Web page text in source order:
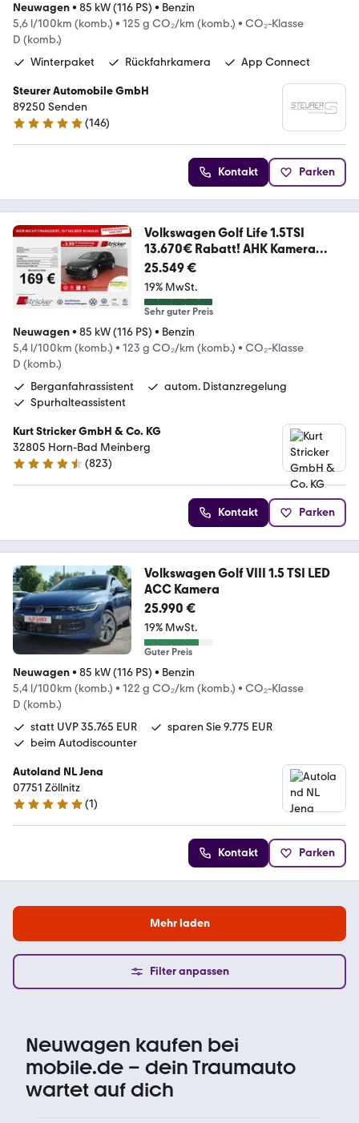
Neuwagen• 85 kW (116 PS) • Benzin
5,6 l/100km (komb.) • 125 g CO₂/km (komb.) • CO₂-Klasse
D (komb.)
Winterpaket
Rückfahrkamera App Connect
Steurer Automobile GmbH
89250 Senden
4.8 Sterne
(146)
Kontakt Parken
Volkswagen Golf Life 1.5TSI
13.670€ Rabatt! AHK Kamera
LED+
25.549 €
19% MwSt.
Sehr guter Preis
Neuwagen• 85 kW (116 PS) • Benzin
5,4 l/100km (komb.) • 123 g CO₂/km (komb.) • CO₂-Klasse
D (komb.)
Berganfahrassistent
autom. Distanzregelung
Spurhalteassistent
Kurt Stricker GmbH & Co. KG
32805 Horn-Bad Meinberg
4.7 Sterne
(823)
Kontakt Parken
Volkswagen Golf VIII 1.5 TSI LED
ACC Kamera
25.990 €
19% MwSt.
Guter Preis
Neuwagen• 85 kW (116 PS) • Benzin
5,4 l/100km (komb.) • 122 g CO₂/km (komb.) • CO₂-Klasse
D (komb.)
statt UVP 35.765 EUR
sparen Sie 9.775 EUR
beim Autodiscounter
Autoland NL Jena
07751 Zöllnitz
5 Sterne
(1)
Kontakt Parken
Mehr laden
Filter anpassen
Neuwagen kaufen bei
mobile.de – dein Traumauto
wartet auf dich